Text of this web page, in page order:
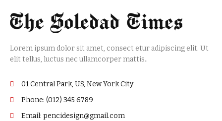
Lorem ipsum dolor sit amet, consect etur adipiscing elit. Ut
elit tellus, luctus nec ullamcorper mattis..
01 Central Park, US, New York City
Phone: (012) 345 6789
Email: pencidesign@gmail.com